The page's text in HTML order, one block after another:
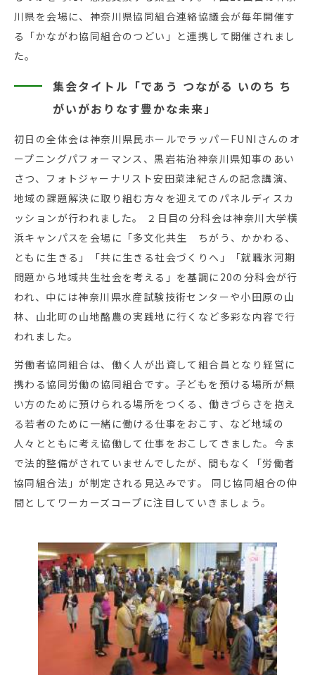
川県を会場に、神奈川県協同組合連絡協議会が毎年開催す
る「かながわ協同組合のつどい」と連携して開催されまし
た。
集会タイトル「であう つながる いのち ち
がいがおりなす豊かな未来」
初日の全体会は神奈川県民ホールでラッパーFUNIさんのオ
ープニングパフォーマンス、黒岩祐治神奈川県知事のあい
さつ、フォトジャーナリスト安田菜津紀さんの記念講演、
地域の課題解決に取り組む方々を迎えてのパネルディスカ
ッションが行われました。 ２日目の分科会は神奈川大学横
浜キャンパスを会場に「多文化共生 ちがう、かかわる、
ともに生きる」「共に生きる社会づくりへ」「就職氷河期
問題から地域共生社会を考える」を基調に20の分科会が行
われ、中には神奈川県水産試験技術センターや小田原の山
林、山北町の山地酪農の実践地に行くなど多彩な内容で行
われました。
労働者協同組合は、働く人が出資して組合員となり経営に
携わる協同労働の協同組合です。子どもを預ける場所が無
い方のために預けられる場所をつくる、働きづらさを抱え
る若者のために一緒に働ける仕事をおこす、など地域の
人々とともに考え協働して仕事をおこしてきました。今ま
で法的整備がされていませんでしたが、間もなく「労働者
協同組合法」が制定される見込みです。 同じ協同組合の仲
間としてワーカーズコープに注目していきましょう。